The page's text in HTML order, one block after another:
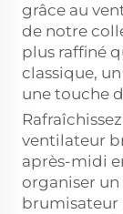
grâce au
de notre
plus raffiné
classique,
une touche
ventilateur
après-midi
organiser
brumisateur